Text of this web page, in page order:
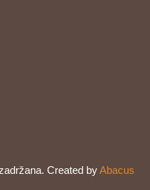
Created byAbacus